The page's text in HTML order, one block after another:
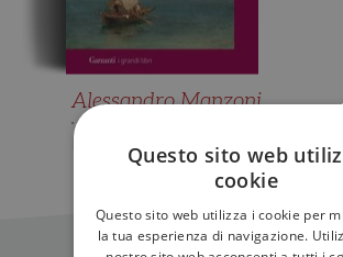
Alessandro Manzoni
I promessi sposi
Questo sito web
cookie
Questo sito web utilizza i cookie per
la tua esperienza di navigazione.